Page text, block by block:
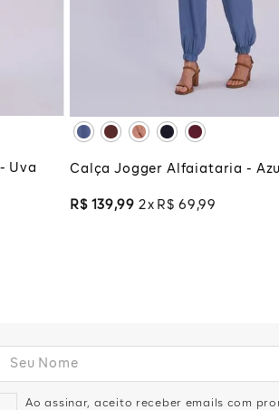
Uva
ADICIONAR À
Calça Jogger Alfaiataria - Azul
R$ 139,99 2 R$ 69 ,99
Ao assinar, aceito receber emails com